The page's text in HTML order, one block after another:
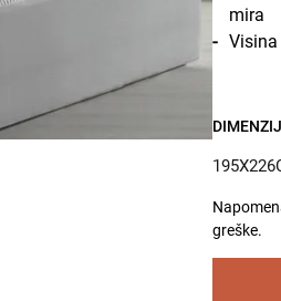
mira
greške.